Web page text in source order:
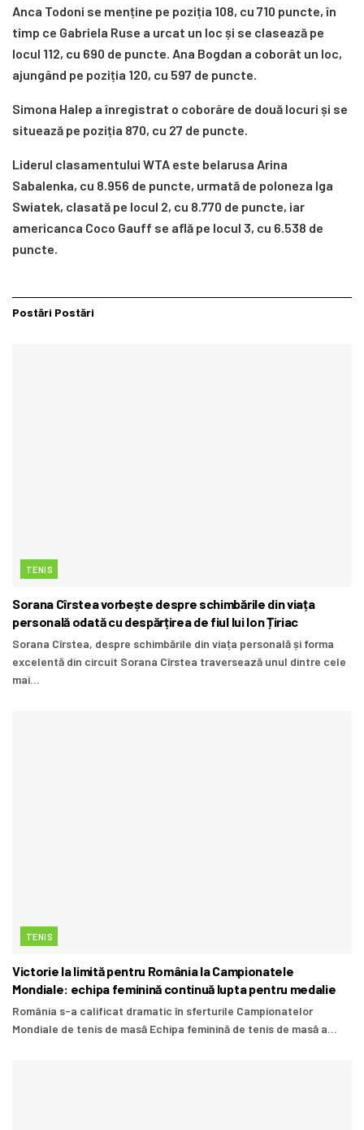
Anca Todoni se menține pe poziția 108, cu 710 puncte, în
timp ce Gabriela Ruse a urcat un loc și se clasează pe
locul 112, cu 690 de puncte. Ana Bogdan a coborât un loc,
ajungând pe poziția 120, cu 597 de puncte.
Simona Halep a înregistrat o coborâre de două locuri și se
situează pe poziția 870, cu 27 de puncte.
Liderul clasamentului WTA este belarusa Arina
Sabalenka, cu 8.956 de puncte, urmată de poloneza Iga
Swiatek, clasată pe locul 2, cu 8.770 de puncte, iar
americanca Coco Gauff se află pe locul 3, cu 6.538 de
puncte.
Postări Postări
TENIS
Sorana Cîrstea vorbește despre schimbările din viața
personală odată cu despărțirea de fiul lui Ion Țiriac
Sorana Cîrstea, despre schimbările din viața personală și forma
excelentă din circuit Sorana Cîrstea traversează unul dintre cele
mai...
TENIS
Victorie la limită pentru România la Campionatele
Mondiale: echipa feminină continuă lupta pentru medalie
România s-a calificat dramatic în sferturile Campionatelor
Mondiale de tenis de masă Echipa feminină de tenis de masă a...